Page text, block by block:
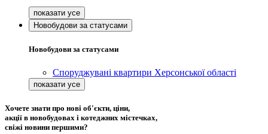
Новобудови за статусами
Новобудови за статусами
Споруджувані квартири Херсонської області
Хочете знати про нові об'єкти, ціни,
акції в новобудовах і котеджних містечках,
свіжі новини першими?